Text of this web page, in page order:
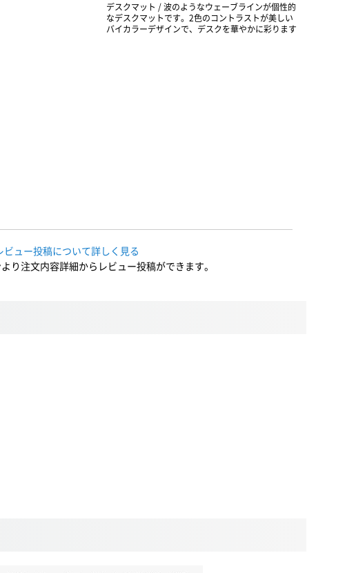
デスクマット / 波のようなウェーブラインが個性的
なデスクマットです。2色のコントラストが美しい
バイカラーデザインで、デスクを華やかに彩ります
ビュー投稿について詳しく見る
り注文内容詳細からレビュー投稿ができます。